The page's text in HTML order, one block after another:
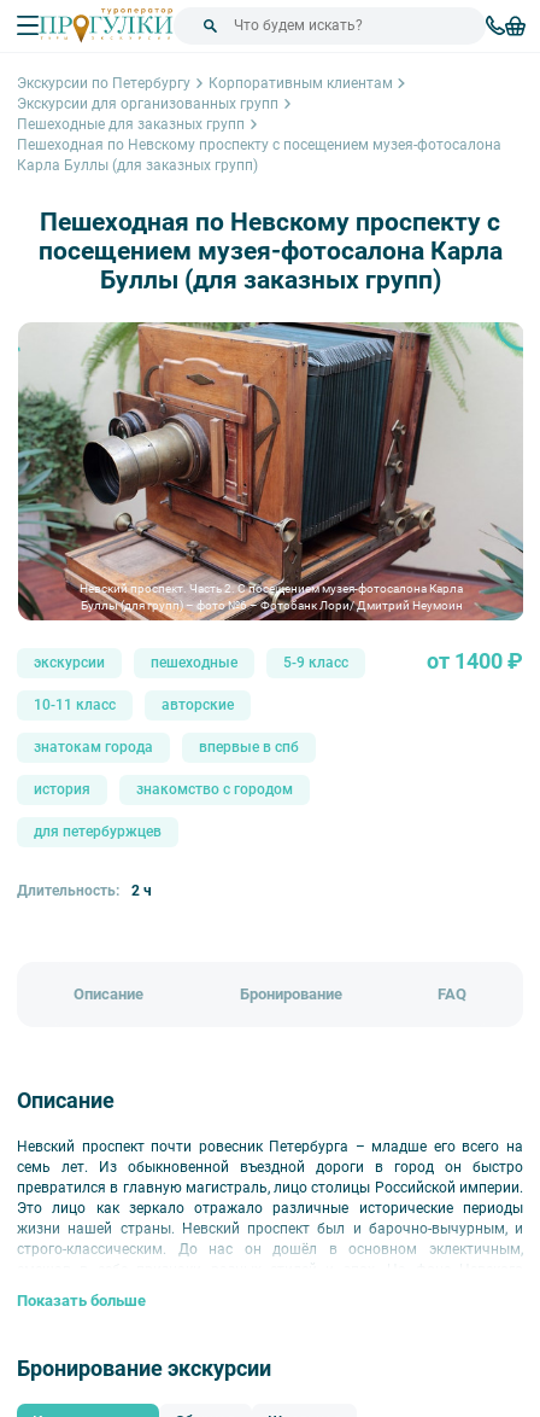
Экскурсии по Петербургу
Корпоративным клиентам
Экскурсии для организованных групп
Пешеходные для заказных групп
Пешеходная по Невскому проспекту с посещением музея-фотосалона
Карла Буллы (для заказных групп)
Пешеходная по Невскому проспекту с
посещением музея-фотосалона Карла
Буллы (для заказных групп)
Невский проспект. Часть 2. С посещением музея-фотосалона Карла
Буллы (для групп) – фото №6 – Фотобанк Лори/ Дмитрий Неумоин
экскурсии пешеходные 5-9 класс
10-11 класс авторские
знатокам города впервые в спб
история знакомство с городом
для петербуржцев
от 1400 ₽
Длительность: 2 ч
Описание Бронирование FAQ
Описание
Невский проспект почти ровесник Петербурга – младше его всего на
семь лет. Из обыкновенной въездной дороги в город он быстро
превратился в главную магистраль, лицо столицы Российской империи.
Это лицо как зеркало отражало различные исторические периоды
жизни нашей страны. Невский проспект был и барочно-вычурным, и
строго-классическим. До нас он дошёл в основном эклектичным,
Пушкина, А. С. Грибоедова, П. И. Чайковского, К. П. Брюллова. Во время
и музей Большого Гостиного двора. Экскурсия завершится на крыше
Показать больше
Бронирование экскурсии